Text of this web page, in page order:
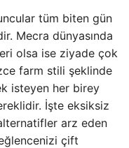
tüm biten gün
Mecra dünyasında
olsa ise ziyade çok
farm stili şeklinde
isteyen her birey
İşte eksiksiz
arz eden
çift